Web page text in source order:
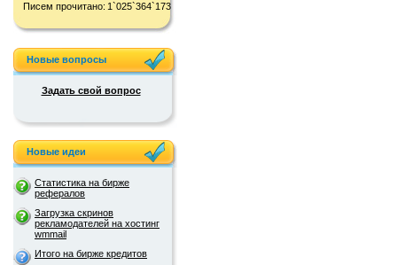
Писем прочитано: 1`025`364`173
Новые вопросы
Задать свой вопрос
Новые идеи
Статистика на бирже
рефералов
Загрузка скринов
рекламодателей на хостинг
wmmail
Итого на бирже кредитов